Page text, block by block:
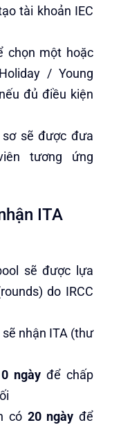
tài khoản IEC
chọn một hoặc
/ Young
đủ điều kiện
sẽ được đưa
tương ứng
ITA
sẽ được lựa
do IRCC
nhận ITA (thư
ngày để chấp
có 20 ngày để